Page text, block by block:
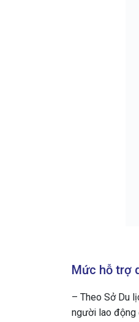
Mức hỗ trợ
– Theo Sở Du
người lao động